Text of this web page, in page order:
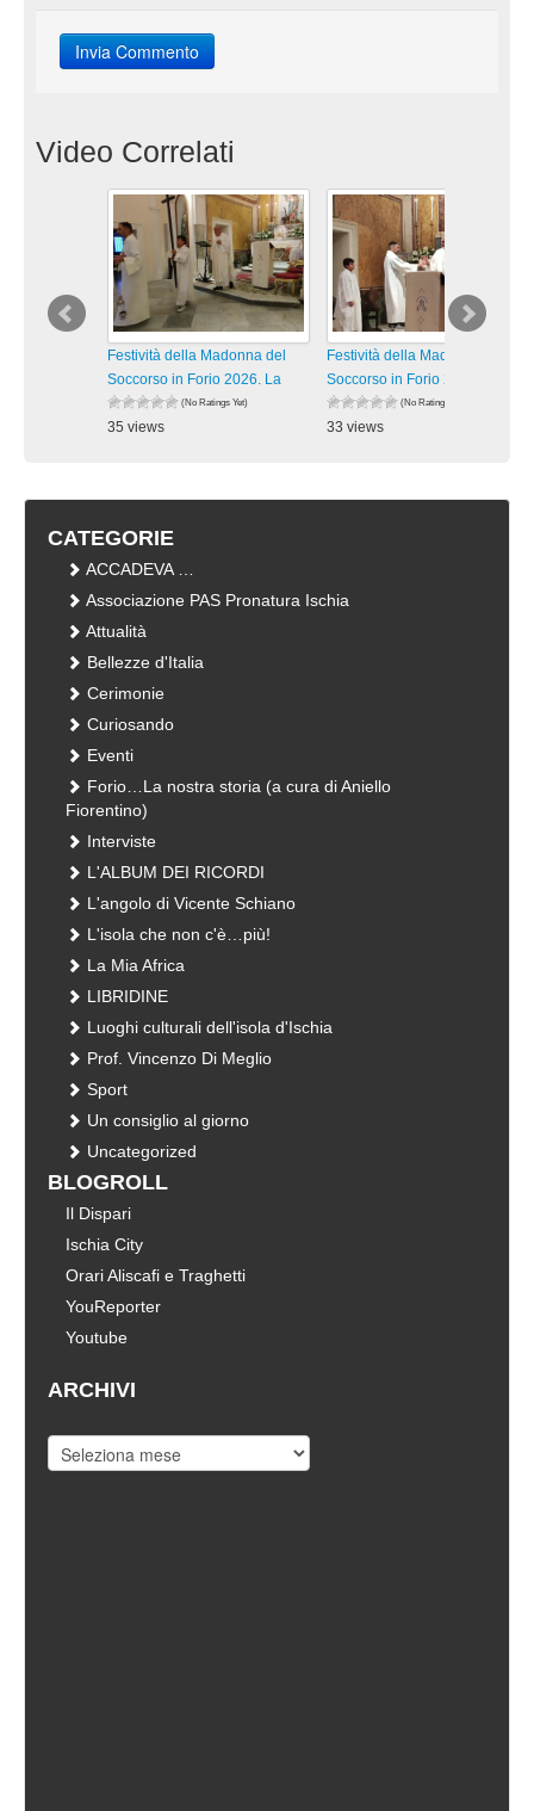
Video Correlati
Festività della Madonna del
Soccorso in Forio 2026. La
(No Ratings Yet)
35 views
Festività della Madonna del
Soccorso in Forio 2026. La
(No Ratings Yet)
33 views
CATEGORIE
ACCADEVA …
Associazione PAS Pronatura Ischia
Attualità
Bellezze d'Italia
Cerimonie
Curiosando
Eventi
Forio…La nostra storia (a cura di Aniello
Fiorentino)
Interviste
L'ALBUM DEI RICORDI
L'angolo di Vicente Schiano
L'isola che non c'è…più!
La Mia Africa
LIBRIDINE
Luoghi culturali dell'isola d'Ischia
Prof. Vincenzo Di Meglio
Sport
Un consiglio al giorno
Uncategorized
BLOGROLL
Il Dispari
Ischia City
Orari Aliscafi e Traghetti
YouReporter
Youtube
ARCHIVI